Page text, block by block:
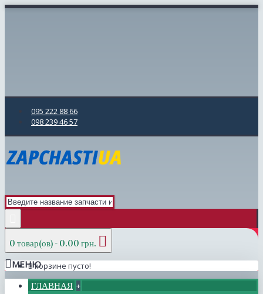
095 222 88 66
098 239 46 57
0 товар(ов) - 0.00 грн.
В корзине пусто!
МЕНЮ
ГЛАВНАЯ +